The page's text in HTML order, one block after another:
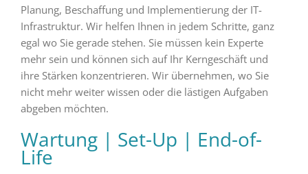
Planung, Beschaffung und Implementierung der IT-
Infrastruktur. Wir helfen Ihnen in jedem Schritte, ganz
egal wo Sie gerade stehen. Sie müssen kein Experte
mehr sein und können sich auf Ihr Kerngeschäft und
ihre Stärken konzentrieren. Wir übernehmen, wo Sie
nicht mehr weiter wissen oder die lästigen Aufgaben
abgeben möchten.
Wartung | Set-Up | End-of-
Life